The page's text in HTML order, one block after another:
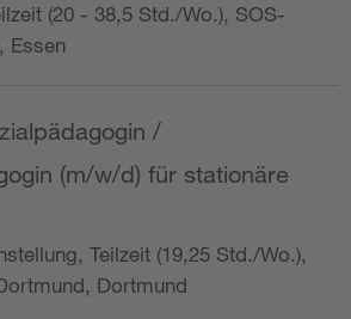
(20 - 38,5 Std./Wo.), SOS-
Essen
/
(m/w/d) für stationäre
Teilzeit (19,25 Std./Wo.),
Dortmund